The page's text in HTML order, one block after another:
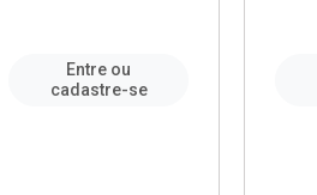
Entre ou
cadastre-se